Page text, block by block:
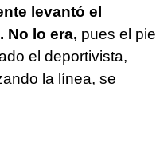
levantó el
No lo era, pues el pie
el deportivista,
la línea, se